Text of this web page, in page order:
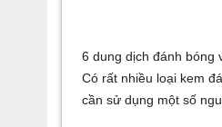
6 dung dịch đánh bóng
Có rất nhiều loại kem
cần sử dụng một số